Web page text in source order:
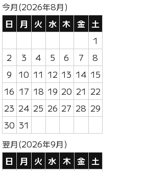
今月(2026年8月)
日
月 火 水 木 金 土
1
2
3 4 5 6 7
8
9
10 11 12 13 14 15
16 17 18 19 20 21 22
23 24 25 26 27 28 29
30 31
翌月(2026年9月)
日
月 火 水 木 金 土